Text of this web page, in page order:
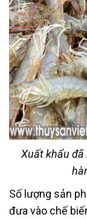
Xuất khẩu đã
Số lượng sản
đưa vào chế